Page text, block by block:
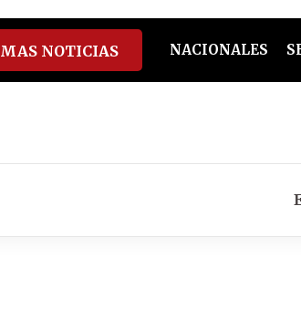
spotify
NOTICIAS NACIONALES